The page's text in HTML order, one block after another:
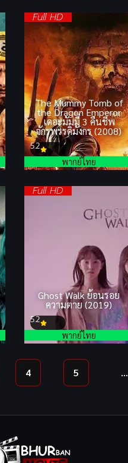
Full HD
The Mummy Tomb of
the Dragon Emperor
เดอะมัมมี่ 3 คืนชีพ
จักรพรรดิมังกร (2008)
5.2
พากย์ไทย
Full HD
Ghost Walk ย้อนรอย
ความตาย (2019)
5.2
พากย์ไทย
4 5 …